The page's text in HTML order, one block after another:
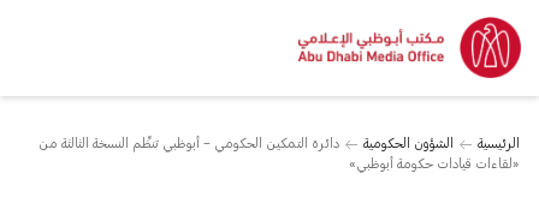
الرئيسية الشؤون الحكومية
دائرة التمكين الحكومي – أبوظبي تنظِّم النسخة الثالثة من
«لقاءات قيادات حكومة أبوظبي»